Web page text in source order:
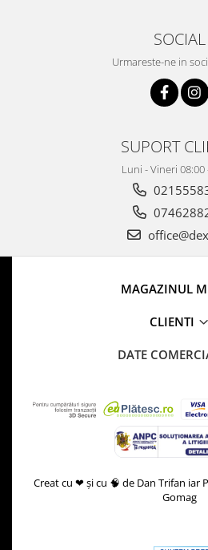
SOCIAL
Urmareste-ne in
SUPORT
Luni - Vineri 08:00
MAGAZINUL
CLIENTI
DATE
Creat cu ❤ și cu 🧠 de Dan Trifan iar
Gomag